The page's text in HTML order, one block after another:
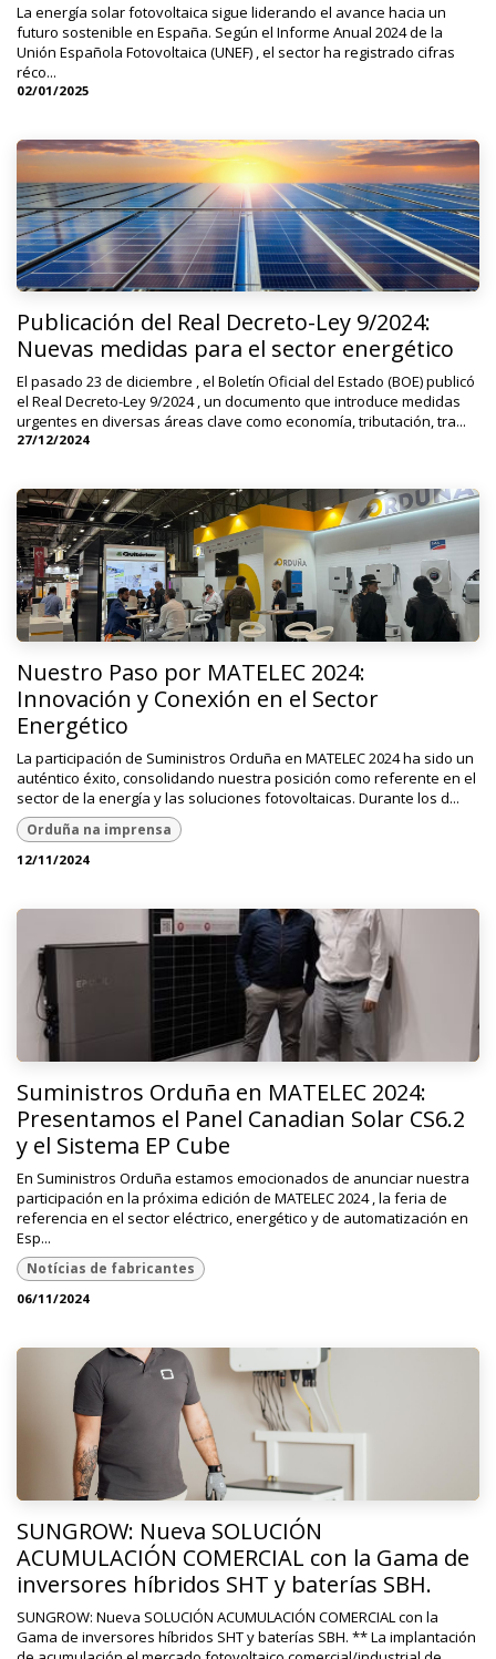
La energía solar fotovoltaica sigue liderando el avance hacia un
futuro sostenible en España. Según el Informe Anual 2024 de la
Unión Española Fotovoltaica (UNEF) , el sector ha registrado cifras
réco...
02/01/2025
Publicación del Real Decreto-Ley 9/2024:
Nuevas medidas para el sector energético
El pasado 23 de diciembre , el Boletín Oficial del Estado (BOE) publicó
el Real Decreto-Ley 9/2024 , un documento que introduce medidas
urgentes en diversas áreas clave como economía, tributación, tra...
27/12/2024
Nuestro Paso por MATELEC 2024:
Innovación y Conexión en el Sector
Energético
La participación de Suministros Orduña en MATELEC 2024 ha sido un
auténtico éxito, consolidando nuestra posición como referente en el
sector de la energía y las soluciones fotovoltaicas. Durante los d...
Orduña na imprensa
12/11/2024
Suministros Orduña en MATELEC 2024:
Presentamos el Panel Canadian Solar CS6.2
y el Sistema EP Cube
En Suministros Orduña estamos emocionados de anunciar nuestra
participación en la próxima edición de MATELEC 2024 , la feria de
referencia en el sector eléctrico, energético y de automatización en
Esp...
Notícias de fabricantes
06/11/2024
SUNGROW: Nueva SOLUCIÓN
ACUMULACIÓN COMERCIAL con la Gama de
inversores híbridos SHT y baterías SBH.
SUNGROW: Nueva SOLUCIÓN ACUMULACIÓN COMERCIAL con la
Gama de inversores híbridos SHT y baterías SBH. ** La implantación